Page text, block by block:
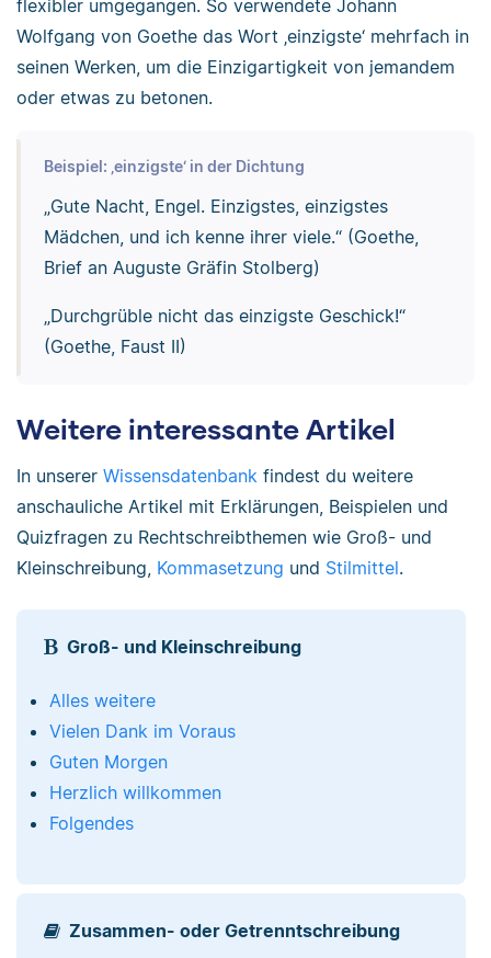
flexibler umgegangen. So verwendete Johann
Wolfgang von Goethe das Wort ‚einzigste‘ mehrfach in
seinen Werken, um die Einzigartigkeit von jemandem
oder etwas zu betonen.
Beispiel: ‚einzigste‘ in der Dichtung
„Gute Nacht, Engel. Einzigstes, einzigstes
Mädchen, und ich kenne ihrer viele.“ (Goethe,
Brief an Auguste Gräfin Stolberg)
„Durchgrüble nicht das einzigste Geschick!“
(Goethe, Faust II)
Weitere interessante Artikel
In unserer Wissensdatenbank findest du weitere
anschauliche Artikel mit Erklärungen, Beispielen und
Quizfragen zu Rechtschreibthemen wie Groß- und
Kleinschreibung, Kommasetzung und Stilmittel.
Groß- und Kleinschreibung
Alles weitere
Vielen Dank im Voraus
Guten Morgen
Herzlich willkommen
Folgendes
Zusammen- oder Getrenntschreibung